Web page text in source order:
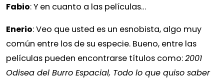
Fabio: Y en cuanto a las películas…
Enerio: Veo que usted es un esnobista, algo muy
común entre los de su especie. Bueno, entre las
películas pueden encontrarse títulos como:2001
Odisea del Burro Espacial, Todo lo que quiso saber